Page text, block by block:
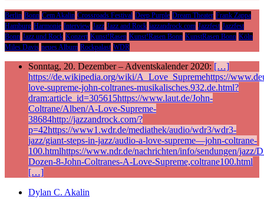
Berlin Bonn Cem Akalin Crossroads Festival Deep Purple Dream Theater Frank Zappa
Hamburg Harmonie Interview Jazz Jazz and Rock jazzandrock.com Jazzfest Jazzfest
Bonn Jazz und Rock Konzert Kunst!Rasen Kunst!Rasen Bonn KunstRasen Bonn Köln
Miles Davis neues Album Rockpalast WDR
Sonntag, 20. Dezember – Adventskalender 2020: […]
https://de.wikipedia.org/wiki/A_Love_Supremehttps://
love-supreme-john-coltranes-musikalisches.932.de.html?
dram:article_id=305615https://www.laut.de/John-
Coltrane/Alben/A-Love-Supreme-
38684http://jazzandrock.com/?
p=42https://www1.wdr.de/mediathek/audio/wdr3/wdr3-
jazz/giant-steps-in-jazz/audio-a-love-supreme—john-coltrane-
100.htmlhttps://www.ndr.de/nachrichten/info/sendungen/jazz/
Dozen-8-John-Coltranes-A-Love-Supreme,coltrane100.html
[…]
Dylan C. Akalin